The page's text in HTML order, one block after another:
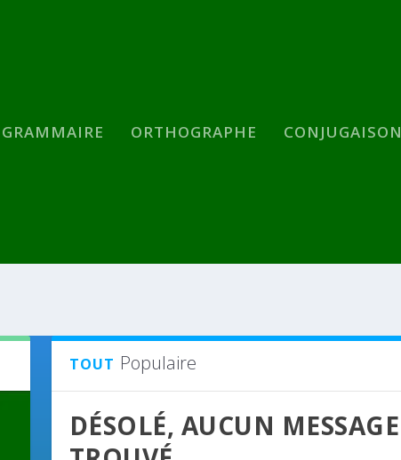
GRAMMAIRE ORTHOGRAPHE CONJUGAISON
TOUT Populaire
DÉSOLÉ, AUCUN MESSAGE